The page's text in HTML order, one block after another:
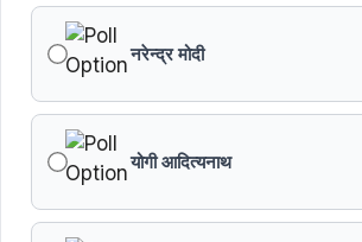
शिकारी को किया गिरफ्तार
को मिला आईएसओ प्रमाणीकरण
सागर की 8 ट्रांसमिशन लाइनों ने बनाया
कीर्तिमान : ऊर्जा मंत्री श्री तोमर
नरेन्द्र मोदी
योगी आदित्यनाथ